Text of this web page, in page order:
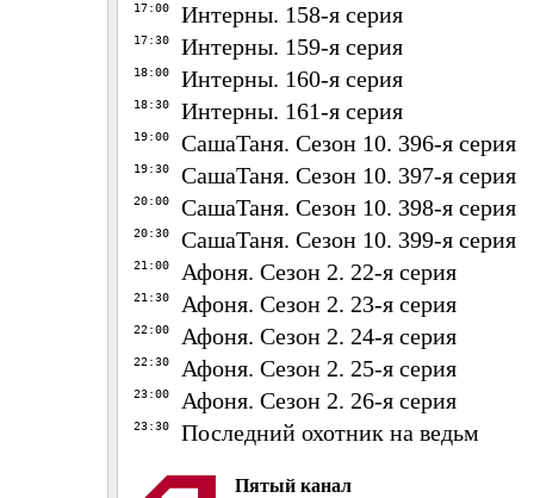
17:00 Интерны. 158-я серия
17:30 Интерны. 159-я серия
18:00 Интерны. 160-я серия
18:30 Интерны. 161-я серия
19:00 СашаТаня. Сезон 10. 396-я серия
19:30 СашаТаня. Сезон 10. 397-я серия
20:00 СашаТаня. Сезон 10. 398-я серия
20:30 СашаТаня. Сезон 10. 399-я серия
21:00 Афоня. Сезон 2. 22-я серия
21:30 Афоня. Сезон 2. 23-я серия
22:00 Афоня. Сезон 2. 24-я серия
22:30 Афоня. Сезон 2. 25-я серия
23:00 Афоня. Сезон 2. 26-я серия
23:30 Последний охотник на ведьм
Пятый канал